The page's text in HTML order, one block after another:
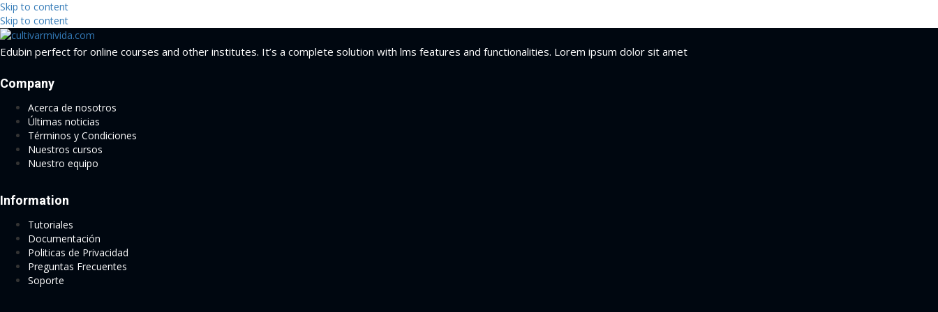
Skip to content
Skip to content
Edubin perfect for online courses and other institutes. It’s a complete solution with lms features and functionalities. Lorem ipsum dolor sit amet
Company
Acerca de nosotros
Últimas noticias
Términos y Condiciones
Nuestros cursos
Nuestro equipo
Information
Tutoriales
Documentación
Politicas de Privacidad
Preguntas Frecuentes
Soporte